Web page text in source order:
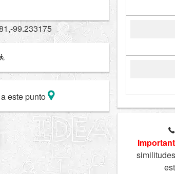
99.233175
este punto